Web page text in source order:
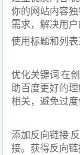
你的网站内容
需求，解决用
使用标题和列表
优化关键词:在
助百度更好的
相关，避免过度
添加反向链接:
接。获得反向